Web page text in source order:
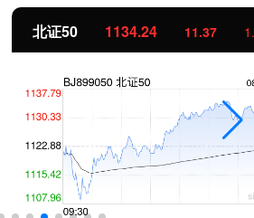
1134.24 11.37 1.01%